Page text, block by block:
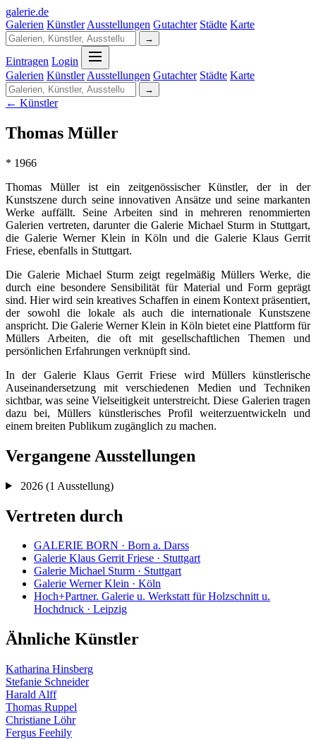
galerie.de
Galerien Künstler Ausstellungen Gutachter Städte Karte
→
Eintragen Login
Galerien Künstler Ausstellungen Gutachter Städte Karte
→
← Künstler
Thomas Müller
* 1966
Thomas Müller ist ein zeitgenössischer Künstler, der in der
Kunstszene durch seine innovativen Ansätze und seine markanten
Werke auffällt. Seine Arbeiten sind in mehreren renommierten
Galerien vertreten, darunter die Galerie Michael Sturm in Stuttgart,
die Galerie Werner Klein in Köln und die Galerie Klaus Gerrit
Friese, ebenfalls in Stuttgart.
Die Galerie Michael Sturm zeigt regelmäßig Müllers Werke, die
durch eine besondere Sensibilität für Material und Form geprägt
sind. Hier wird sein kreatives Schaffen in einem Kontext präsentiert,
der sowohl die lokale als auch die internationale Kunstszene
anspricht. Die Galerie Werner Klein in Köln bietet eine Plattform für
Müllers Arbeiten, die oft mit gesellschaftlichen Themen und
persönlichen Erfahrungen verknüpft sind.
In der Galerie Klaus Gerrit Friese wird Müllers künstlerische
Auseinandersetzung mit verschiedenen Medien und Techniken
sichtbar, was seine Vielseitigkeit unterstreicht. Diese Galerien tragen
dazu bei, Müllers künstlerisches Profil weiterzuentwickeln und
einem breiten Publikum zugänglich zu machen.
Vergangene Ausstellungen
2026 (1 Ausstellung)
Vertreten durch
GALERIE BORN · Born a. Darss
Galerie Klaus Gerrit Friese · Stuttgart
Galerie Michael Sturm · Stuttgart
Galerie Werner Klein · Köln
Hoch+Partner. Galerie u. Werkstatt für Holzschnitt u.
Hochdruck · Leipzig
Ähnliche Künstler
Katharina Hinsberg
Stefanie Schneider
Harald Alff
Thomas Ruppel
Christiane Löhr
Fergus Feehily